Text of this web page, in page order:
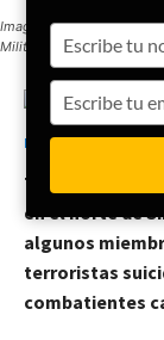
Imagen de la prisión
Military Ops Center- SDF).
Terroristas del
en el norte de
algunos
terroristas
combatientes
your
name
your
email